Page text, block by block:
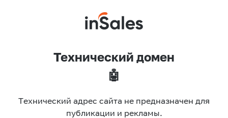
Технический домен
🤖
Технический адрес сайта не предназначен для
публикации и рекламы.